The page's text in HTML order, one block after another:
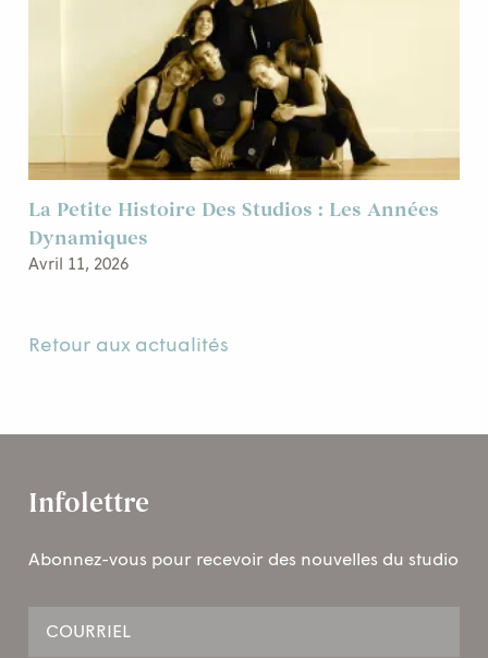
La Petite Histoire Des Studios : Les Années
Dynamiques
Avril 11, 2026
Retour aux actualités
Infolettre
Abonnez-vous pour recevoir des nouvelles du studio